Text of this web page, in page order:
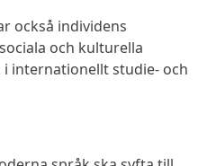
också individens
och kulturella
internationellt studie- och